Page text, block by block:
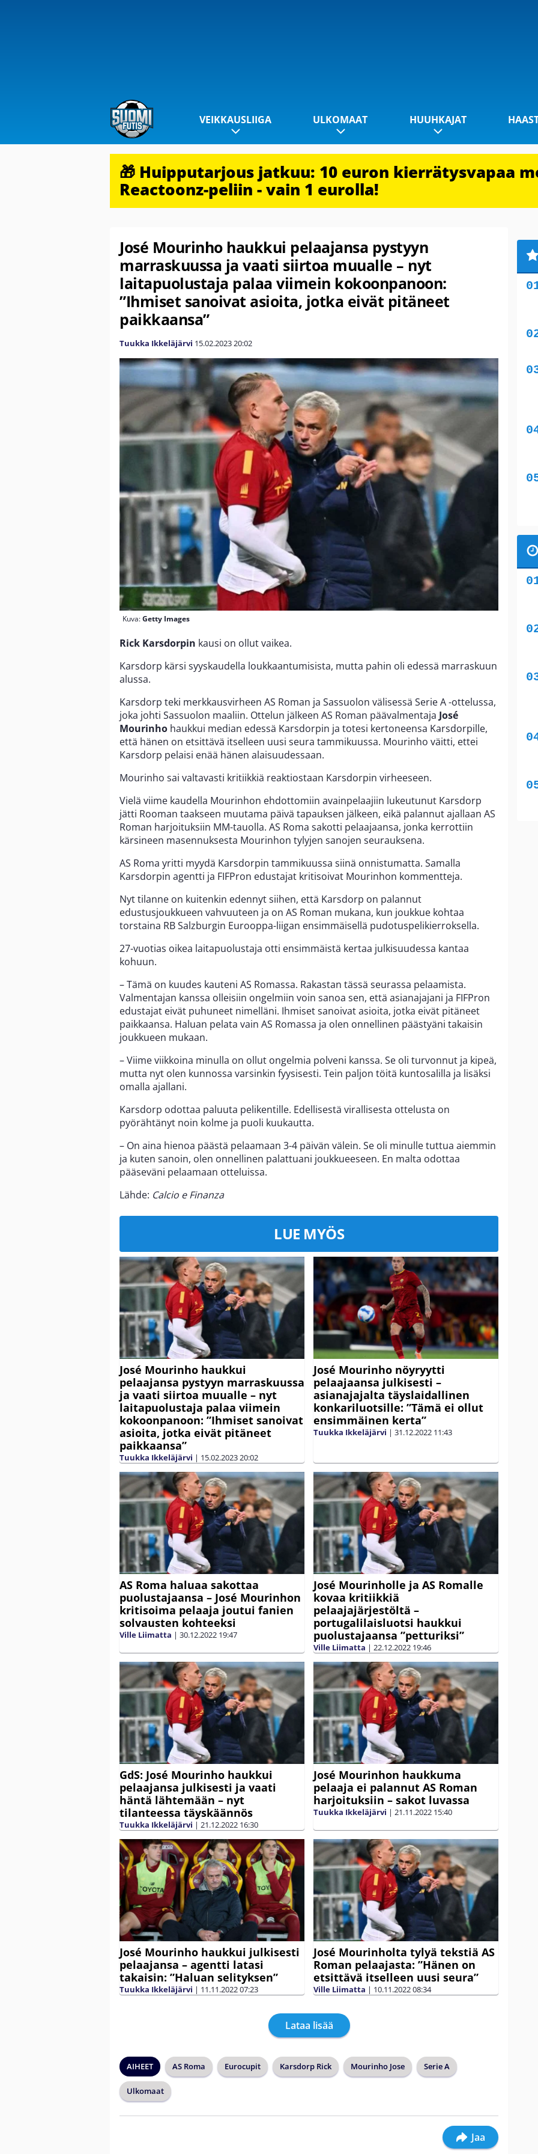
VEIKKAUSLIIGA ULKOMAAT HUUHKAJAT
🎁 Huipputarjous jatkuu: 10 euron kierrätysvapaa
Reactoonz-peliin - vain 1 eurolla!
José Mourinho haukkui pelaajansa pystyyn
marraskuussa ja vaati siirtoa muualle – nyt
laitapuolustaja palaa viimein kokoonpanoon:
”Ihmiset sanoivat asioita, jotka eivät pitäneet
paikkaansa”
Tuukka Ikkeläjärvi 15.02.202320:02
Kuva:Getty Images
Rick Karsdorpin kausi on ollut vaikea.
Karsdorp kärsi syyskaudella loukkaantumisista, mutta pahin oli edessä marraskuun
alussa.
Karsdorp teki merkkausvirheen AS Roman ja Sassuolon välisessä Serie A -ottelussa,
joka johti Sassuolon maaliin. Ottelun jälkeen AS Roman päävalmentaja José
Mourinho haukkui median edessä Karsdorpin ja totesi kertoneensa Karsdorpille,
että hänen on etsittävä itselleen uusi seura tammikuussa. Mourinho väitti, ettei
Karsdorp pelaisi enää hänen alaisuudessaan.
Mourinho sai valtavasti kritiikkiä reaktiostaan Karsdorpin virheeseen.
Vielä viime kaudella Mourinhon ehdottomiin avainpelaajiin lukeutunut Karsdorp
jätti Rooman taakseen muutama päivä tapauksen jälkeen, eikä palannut ajallaan AS
Roman harjoituksiin MM-tauolla. AS Roma sakotti pelaajaansa, jonka kerrottiin
kärsineen masennuksesta Mourinhon tylyjen sanojen seurauksena.
AS Roma yritti myydä Karsdorpin tammikuussa siinä onnistumatta. Samalla
Karsdorpin agentti ja FIFPron edustajat kritisoivat Mourinhon kommentteja.
Nyt tilanne on kuitenkin edennyt siihen, että Karsdorp on palannut
edustusjoukkueen vahvuuteen ja on AS Roman mukana, kun joukkue kohtaa
torstaina RB Salzburgin Eurooppa-liigan ensimmäisellä pudotuspelikierroksella.
27-vuotias oikea laitapuolustaja otti ensimmäistä kertaa julkisuudessa kantaa
kohuun.
– Tämä on kuudes kauteni AS Romassa. Rakastan tässä seurassa pelaamista.
Valmentajan kanssa olleisiin ongelmiin voin sanoa sen, että asianajajani ja FIFPron
edustajat eivät puhuneet nimelläni. Ihmiset sanoivat asioita, jotka eivät pitäneet
paikkaansa. Haluan pelata vain AS Romassa ja olen onnellinen päästyäni takaisin
joukkueen mukaan.
– Viime viikkoina minulla on ollut ongelmia polveni kanssa. Se oli turvonnut ja kipeä,
mutta nyt olen kunnossa varsinkin fyysisesti. Tein paljon töitä kuntosalilla ja lisäksi
omalla ajallani.
Karsdorp odottaa paluuta pelikentille. Edellisestä virallisesta ottelusta on
pyörähtänyt noin kolme ja puoli kuukautta.
– On aina hienoa päästä pelaamaan 3-4 päivän välein. Se oli minulle tuttua aiemmin
ja kuten sanoin, olen onnellinen palattuani joukkueeseen. En malta odottaa
pääseväni pelaamaan otteluissa.
Lähde: Calcio e Finanza
LUE MYÖS
José Mourinho haukkui
pelaajansa pystyyn marraskuussa
ja vaati siirtoa muualle – nyt
laitapuolustaja palaa viimein
kokoonpanoon: ”Ihmiset sanoivat
asioita, jotka eivät pitäneet
paikkaansa”
Tuukka Ikkeläjärvi | 15.02.202320:02
José Mourinho nöyryytti
pelaajaansa julkisesti –
asianajajalta täyslaidallinen
konkariluotsille: ”Tämä ei ollut
ensimmäinen kerta”
Tuukka Ikkeläjärvi | 31.12.2022 11:43
AS Roma haluaa sakottaa
puolustajaansa – José Mourinhon
kritisoima pelaaja joutui fanien
solvausten kohteeksi
Ville Liimatta | 30.12.2022 19:47
José Mourinholle ja AS Romalle
kovaa kritiikkiä
pelaajajärjestöltä –
portugalilaisluotsi haukkui
puolustajaansa ”petturiksi”
Ville Liimatta | 22.12.2022 19:46
GdS: José Mourinho haukkui
pelaajansa julkisesti ja vaati
häntä lähtemään – nyt
tilanteessa täyskäännös
Tuukka Ikkeläjärvi | 21.12.2022 16:30
José Mourinhon haukkuma
pelaaja ei palannut AS Roman
harjoituksiin – sakot luvassa
Tuukka Ikkeläjärvi | 21.11.2022 15:40
José Mourinho haukkui julkisesti
pelaajansa – agentti latasi
takaisin: ”Haluan selityksen”
Tuukka Ikkeläjärvi | 11.11.202207:23
José Mourinholta tylyä tekstiä AS
Roman pelaajasta: ”Hänen on
etsittävä itselleen uusi seura”
Ville Liimatta | 10.11.202208:34
Lataa lisää
AIHEET AS Roma Eurocupit Karsdorp Rick Mourinho Jose Serie A
Ulkomaat
Jaa